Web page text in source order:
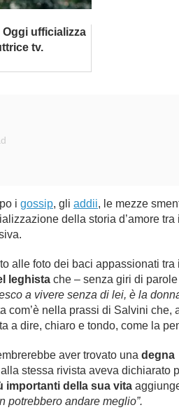
ufficializza
tv.
i gossip, gli addii, le mezze
della storia d’amore tra il
alle foto dei baci appassionati tra
leghista che – senza giri di
a vivere senza di lei, è la
com’è nella prassi di Salvini che,
a dire, chiaro e tondo, come la
aver trovato una degna
stessa rivista aveva dichiarato
importanti della sua vita
potrebbero andare meglio”.